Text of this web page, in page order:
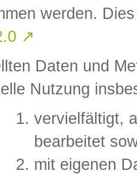
werden.
↗
Daten und
Nutzung
vervielfältigt,
bearbeitet
mit eigenen